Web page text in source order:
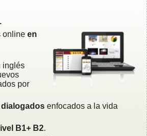
online en
inglés
por
dialogados enfocados a la vida
B1+ B2.